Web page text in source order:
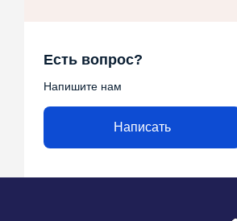
Есть вопрос?
Напишите нам
Написать